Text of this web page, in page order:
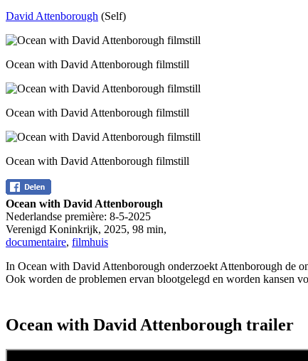
David Attenborough (Self)
Ocean with David Attenborough filmstill
Ocean with David Attenborough filmstill
Ocean with David Attenborough filmstill
Ocean with David Attenborough
Nederlandse première: 8-5-2025
Verenigd Koninkrijk, 2025, 98 min,
documentaire, filmhuis
In Ocean with David Attenborough onderzoekt Attenborough de
Ook worden de problemen ervan blootgelegd en worden kansen
Ocean with David Attenborough trailer